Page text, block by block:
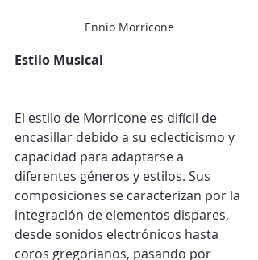
Ennio Morricone
Estilo Musical
El estilo de Morricone es difícil de
encasillar debido a su eclecticismo y
capacidad para adaptarse a
diferentes géneros y estilos. Sus
composiciones se caracterizan por la
integración de elementos dispares,
desde sonidos electrónicos hasta
coros gregorianos, pasando por